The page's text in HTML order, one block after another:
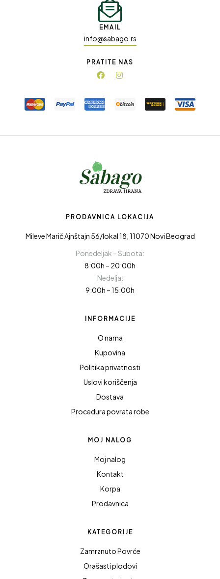
EMAIL
info@sabago.rs
PRATITE NAS
PRODAVNICA LOKACIJA
Mileve Marič Ajnštajn 56/lokal 18, 11070 Novi Beograd
Ponedeljak – Subota:
8:00h – 20:00h
Nedelja:
9:00h – 15:00h
INFORMACIJE
O nama
Kupovina
Politika privatnosti
Uslovi koriščenja
Dostava
Procedura povrata robe
MOJ NALOG
Moj nalog
Kontakt
Korpa
Prodavnica
KATEGORIJE
Zamrznuto Povrće
Orašasti plodovi